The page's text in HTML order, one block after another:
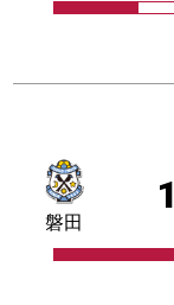
1
磐田